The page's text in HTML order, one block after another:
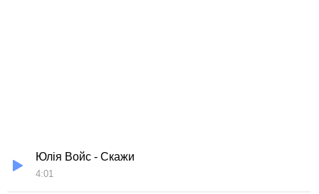
Юлія Войс - Скажи
4:01